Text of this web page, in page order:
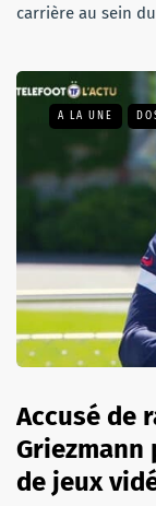
carrière au sein
A LA UNE
Accusé de
Griezmann
de jeux